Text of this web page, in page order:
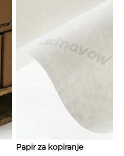
Papir za kopiranje